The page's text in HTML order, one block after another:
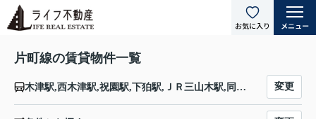
片町線の賃貸物件一覧
木津駅,西木津駅,祝園駅,下狛駅,ＪＲ三山木駅,同志社前駅,京田辺駅,大住駅,松井山手駅,長尾駅,藤阪駅,津田駅,河内磐船駅,星田駅,寝屋川公園駅,忍ケ丘駅,四条畷駅,野崎駅,住道駅,鴻池新田駅,徳庵駅,放出駅,鴫野駅,京橋駅 変更